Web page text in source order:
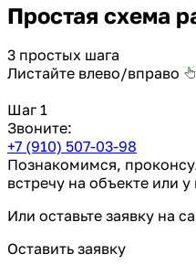
Простая схема
3 простых шага
Листайте влево/вправо
Шаг 1
Звоните:
+7 (910) 507-03-98
Познакомимся,
встречу на объекте или
Или оставьте заявку на
Оставить заявку